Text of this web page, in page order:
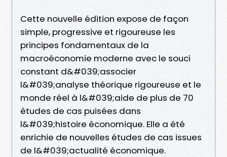
Cette nouvelle édition expose de façon
simple, progressive et rigoureuse les
principes fondamentaux de la
macroéconomie moderne avec le souci
constant d&#039;associer
l&#039;analyse théorique rigoureuse et le
monde réel à l&#039;aide de plus de 70
études de cas puisées dans
l&#039;histoire économique. Elle a été
enrichie de nouvelles études de cas issues
de l&#039;actualité économique.